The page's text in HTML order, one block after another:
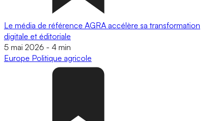
Le média de référence AGRA accélère sa transformation
digitale et éditoriale
5 mai 2026 - 4 min
Europe Politique agricole